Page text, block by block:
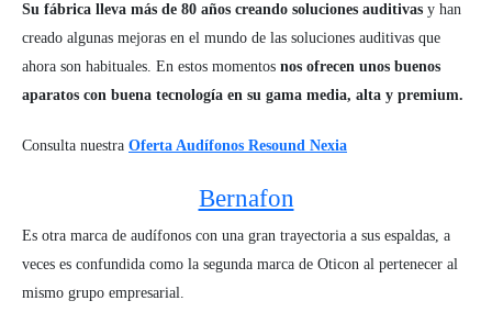
Su fábrica lleva más de 80 años creando soluciones auditivas y han
creado algunas mejoras en el mundo de las soluciones auditivas que
ahora son habituales. En estos momentos nos ofrecen unos buenos
aparatos con buena tecnología en su gama media, alta y premium.
Consulta nuestra Oferta Audífonos Resound Nexia
Bernafon
Es otra marca de audífonos con una gran trayectoria a sus espaldas, a
veces es confundida como la segunda marca de Oticon al pertenecer al
mismo grupo empresarial.